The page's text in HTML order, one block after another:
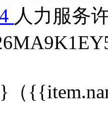
人力服务
（